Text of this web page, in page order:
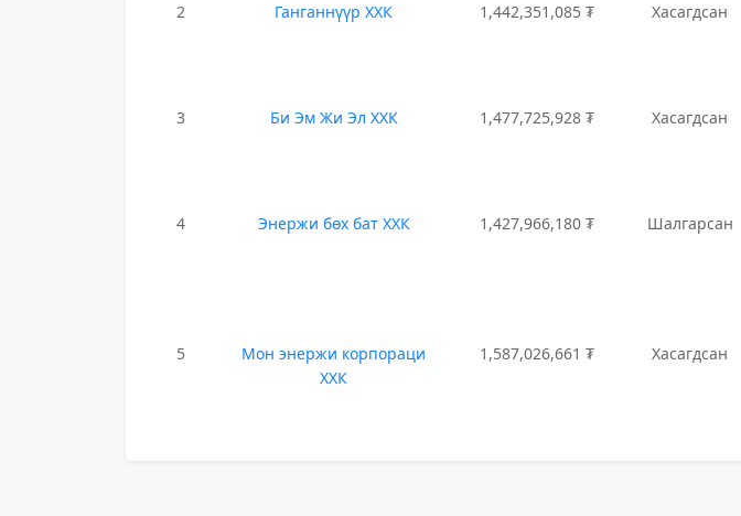
2
Ганганнүүр ХХК 1,442,351,085 ₮ Хасагдсан
3
Би Эм Жи Эл ХХК 1,477,725,928 ₮ Хасагдсан
4
Энержи бөх бат ХХК 1,427,966,180 ₮ Шалгарсан
5
Мон энержи корпораци
ХХК
1,587,026,661 ₮ Хасагдсан